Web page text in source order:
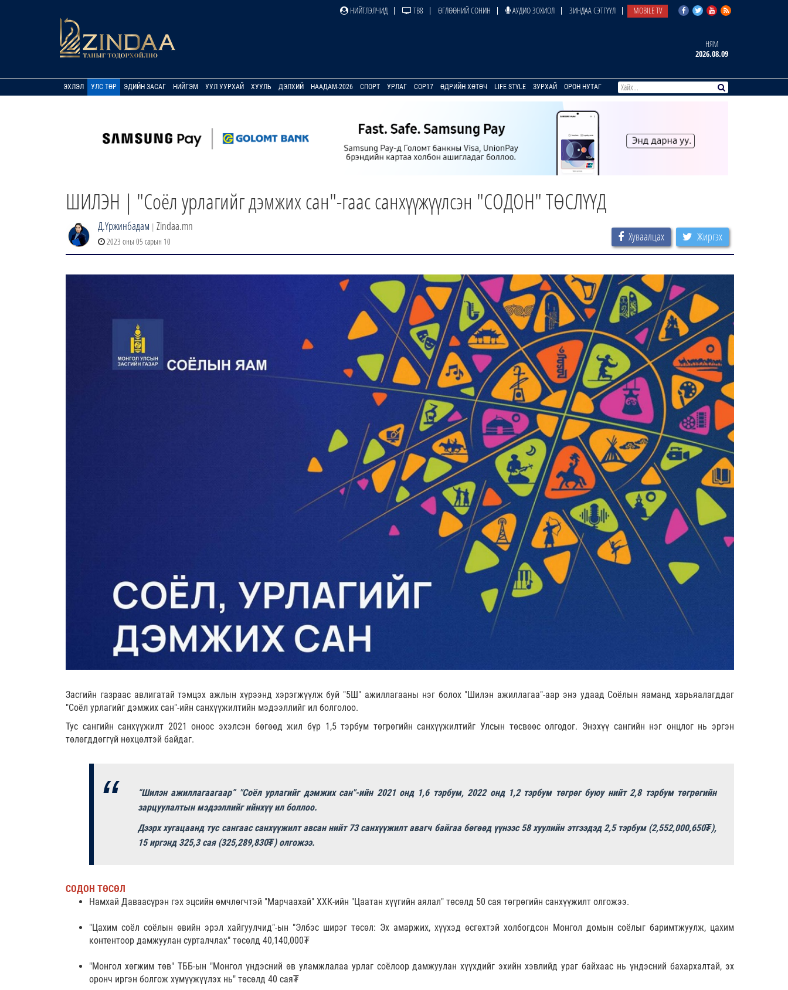
НИЙТЛЭЛЧИД ТВ8 ӨГЛӨӨНИЙ СОНИН АУДИО ЗОХИОЛ ЗИНДАА СЭТГҮҮЛ MOBILE TV
НЯМ
2026.08.09
ЭХЛЭЛ УЛС ТӨР ЭДИЙН ЗАСАГ НИЙГЭМ УУЛ УУРХАЙ ХУУЛЬ ДЭЛХИЙ НААДАМ-2026 СПОРТ УРЛАГ COP17 ӨДРИЙН ХӨТӨЧ LIFE STYLE ЗУРХАЙ ОРОН НУТАГ
ШИЛЭН | "Соёл урлагийг дэмжих сан"-гаас санхүүжүүлсэн "СОДОН" ТӨСЛҮҮД
Д.Үржинбадам | Zindaa.mn
2023 оны 05 сарын 10 Хуваалцах Жиргэх
Засгийн газраас авлигатай тэмцэх ажлын хүрээнд хэрэгжүүлж буй "5Ш" ажиллагааны нэг болох "Шилэн ажиллагаа"-аар энэ удаад Соёлын яаманд харьяалагддаг
"Соёл урлагийг дэмжих сан"-ийн санхүүжилтийн мэдээллийг ил болголоо.
Тус сангийн санхүүжилт 2021 оноос эхэлсэн бөгөөд жил бүр 1,5 тэрбум төгрөгийн санхүүжилтийг Улсын төсвөөс олгодог. Энэхүү сангийн нэг онцлог нь эргэн
төлөгддөггүй нөхцөлтэй байдаг.
“Шилэн ажиллагаагаар” "Соёл урлагийг дэмжих сан"-ийн 2021 онд 1,6 тэрбум, 2022 онд 1,2 тэрбум төгрөг буюу нийт 2,8 тэрбум төгрөгийн
зарцуулалтын мэдээллийг ийнхүү ил боллоо.
Дээрх хугацаанд тус сангаас санхүүжилт авсан нийт 73 санхүүжилт авагч байгаа бөгөөд үүнээс 58 хуулийн этгээдэд 2,5 тэрбум (2,552,000,650₮),
15 иргэнд 325,3 сая (325,289,830₮) олгожээ.
СОДОН ТӨСӨЛ
Намхай Даваасүрэн гэх эцсийн өмчлөгчтэй "Марчаахай" ХХК-ийн "Цаатан хүүгийн аялал" төсөлд 50 сая төгрөгийн санхүүжилт олгожээ.
"Цахим соёл соёлын өвийн эрэл хайгуулчид"-ын "Элбэс ширэг төсөл: Эх амаржих, хүүхэд өсгөхтэй холбогдсон Монгол домын соёлыг баримтжуулж, цахим
контентоор дамжуулан сурталчлах" төсөлд 40,140,000₮
"Монгол хөгжим төв" ТББ-ын "Монгол үндэсний өв уламжлалаа урлаг соёлоор дамжуулан хүүхдийг эхийн хэвлийд ураг байхаас нь үндэсний бахархалтай, эх
оронч иргэн болгож хүмүүжүүлэх нь" төсөлд 40 сая₮